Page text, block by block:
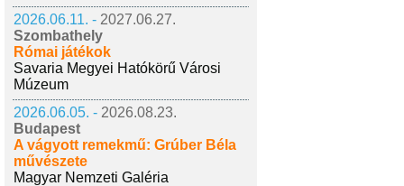
2026.06.11. - 2027.06.27.
Szombathely
Római játékok
Savaria Megyei Hatókörű Városi
Múzeum
2026.06.05. - 2026.08.23.
Budapest
A vágyott remekmű: Grúber Béla
művészete
Magyar Nemzeti Galéria